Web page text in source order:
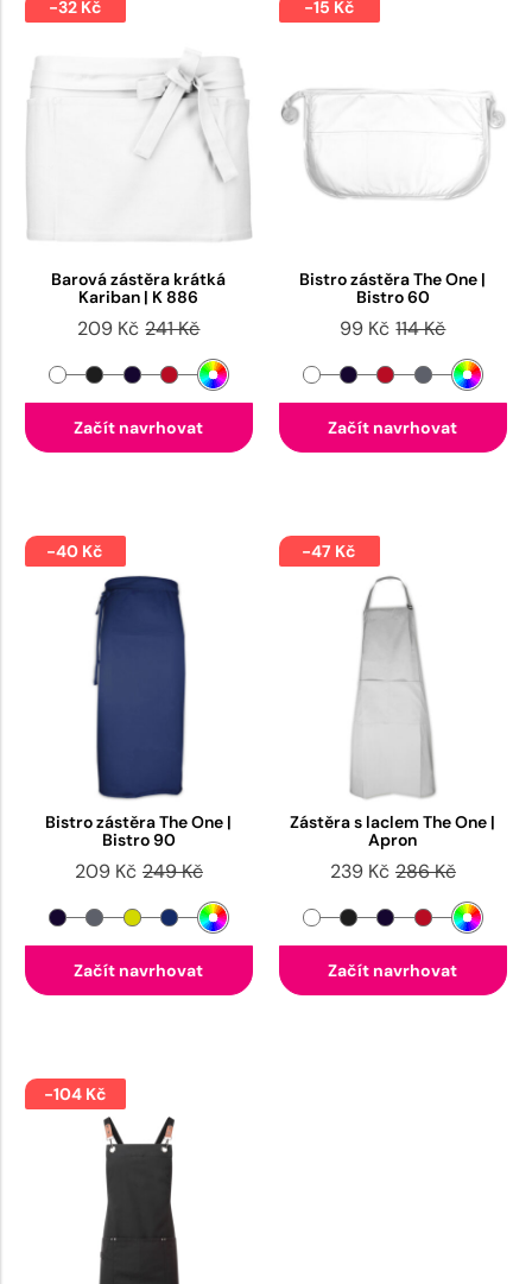
-32 Kč
Barová zástěra krátká
Kariban | K 886
209 Kč 241 Kč
Začít navrhovat
-15 Kč
Bistro zástěra The One |
Bistro 60
99 Kč 114 Kč
Začít navrhovat
-40 Kč
Bistro zástěra The One |
Bistro 90
209 Kč 249 Kč
Začít navrhovat
-47 Kč
Zástěra s laclem The One |
Apron
239 Kč 286 Kč
Začít navrhovat
-104 Kč